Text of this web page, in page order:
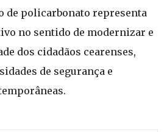
de policarbonato representa
no sentido de modernizar e
dos cidadãos cearenses,
de segurança e